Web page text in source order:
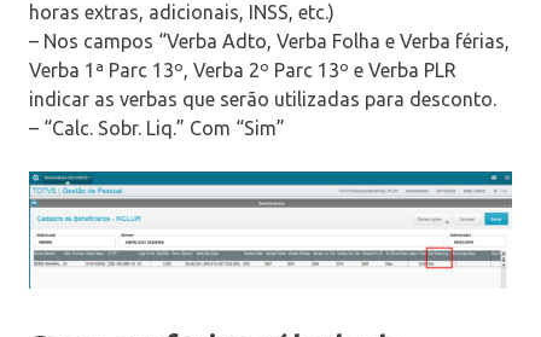
horas extras, adicionais, INSS, etc.)
– Nos campos “Verba Adto, Verba Folha e Verba férias,
Verba 1ª Parc 13º, Verba 2º Parc 13º e Verba PLR
indicar as verbas que serão utilizadas para desconto.
– “Calc. Sobr. Liq.” Com “Sim”